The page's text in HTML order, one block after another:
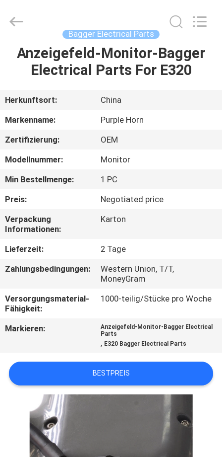
HAUS
ÜBER
UNS
FABRIK-
AUSFLUG
QUALITÄTSKONTROLLE
TRETEN
SIE
UNS
IN
VERBINDUNG
BLOG
FORDERN
ZITAT
Commerce
Reserved.
Bagger Electrical Parts
Anzeigefeld-Monitor-Bagger
Electrical Parts For E320
Herkunftsort:
China
Markenname:
Purple Horn
Zertifizierung:
OEM
Modellnummer:
Monitor
Min Bestellmenge:
1 PC
Preis:
Negotiated price
Verpackung
Informationen:
Karton
Lieferzeit:
2 Tage
Zahlungsbedingungen:
Western Union, T/T,
MoneyGram
Versorgungsmaterial-
Fähigkeit:
1000-teilig/Stücke pro Woche
Markieren:
Anzeigefeld-Monitor-Bagger Electrical
Parts
, E320 Bagger Electrical Parts
BESTPREIS